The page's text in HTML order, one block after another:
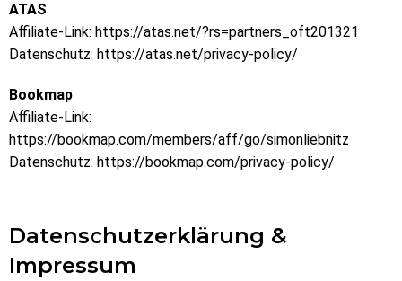
ATAS
Affiliate-Link: https://atas.net/?rs=partners_oft201321
Datenschutz: https://atas.net/privacy-policy/
Bookmap
Affiliate-Link:
https://bookmap.com/members/aff/go/simonliebnitz
Datenschutz: https://bookmap.com/privacy-policy/
Datenschutzerklärung &
Impressum